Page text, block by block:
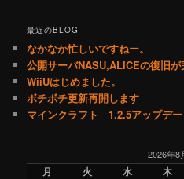
最近のBLOG
なかなか忙しいですねー。
公開サーバNASU,ALICEの復旧が
WiiUはじめました。
ボチボチ更新再開します
マインクラフト 1.2.5アップデー
2026年8
月 火 水 木